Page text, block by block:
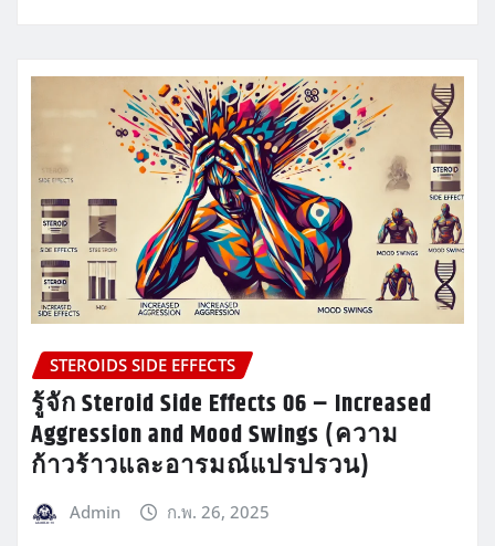
STEROIDS SIDE EFFECTS
รู้จัก Steroid Side Effects 06 – Increased
Aggression and Mood Swings (ความ
ก้าวร้าวและอารมณ์แปรปรวน)
Admin ก.พ. 26, 2025